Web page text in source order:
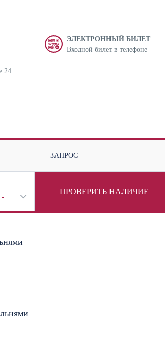
24
ЭЛЕКТРОННЫЙ БИЛЕТ
Входной билет в телефоне
ЗАПРОС
-
ПРОВЕРИТЬ НАЛИЧИЕ